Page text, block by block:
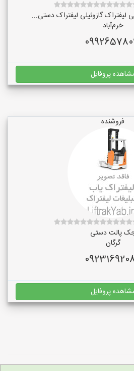
لیفتراک گازوئیلی لیفتراک دستی...
خرم‌آباد
پروفایل
فروشنده
پالت دستی
گرگان
پروفایل